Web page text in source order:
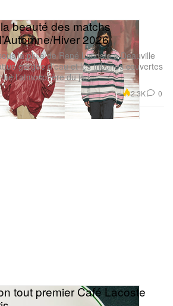
beauté des matchs
Hiver 2026
la pluie de René Lacoste à Deauville
gorgée d’eau et les tribunes couvertes
l’atmosphère du jeu.
2.3K 0
tout premier Café Lacoste